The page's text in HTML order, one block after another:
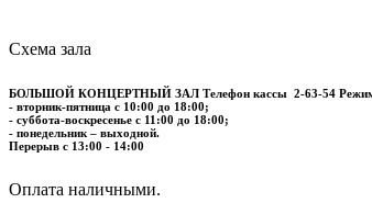
Схема зала
БОЛЬШОЙ КОНЦЕРТНЫЙ ЗАЛ Телефон кассы 2-63-54
- вторник-пятница с 10:00 до 18:00;
- суббота-воскресенье с 11:00 до 18:00;
- понедельник – выходной.
Перерыв с 13:00 - 14:00
​​​​​​​Оплата наличными.